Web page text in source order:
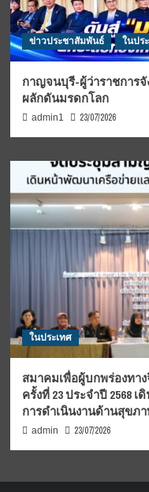
ข่าวประชาสัมพันธ์ ในปร
กาญจนบุรี-ผู้ว่าราชการ
ผลักดันมรดกโลก
admin1 23/07/2026
ในประเทศ
สมาคมเพื่อผู้บกพร่องทา
ครั้งที่ 23 ประจำปี 2568
การดำเนินงานด้านสุขภ
admin 23/07/2026